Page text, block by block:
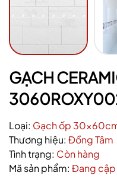
GẠCH
Loại: Gạch ốp
Thương hiệu: Đồng Tâm
Tình trạng: Còn hàng
Mã sản phẩm: Đang cập